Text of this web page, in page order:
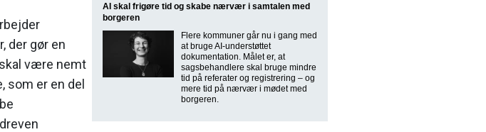
AI skal frigøre tid og skabe nærvær i samtalen med
borgeren
Flere kommuner går nu i gang med
at bruge AI-understøttet
dokumentation. Målet er, at
sagsbehandlere skal bruge mindre
tid på referater og registrering – og
mere tid på nærvær i mødet med
borgeren.
der gør en
være nemt
som er en del